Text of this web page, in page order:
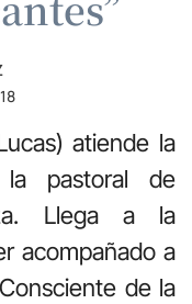
atiende la
pastoral de
Llega a la
acompañado a
de la